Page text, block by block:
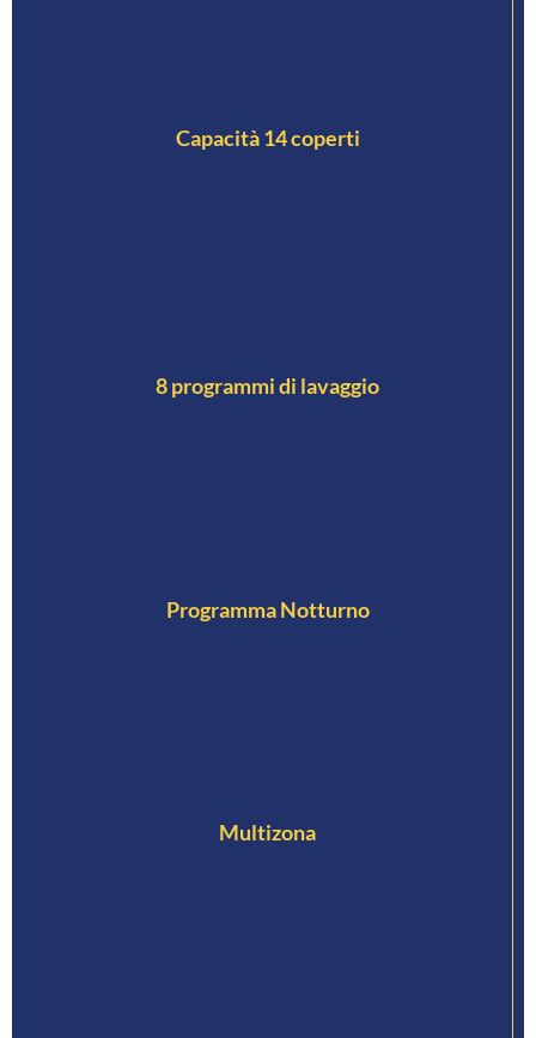
Capacità 14 coperti
8 programmi di lavaggio
Programma Notturno
Multizona